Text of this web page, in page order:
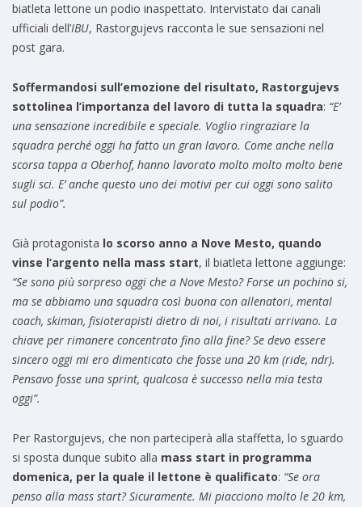
biatleta lettone un podio inaspettato. Intervistato dai canali
ufficiali dell’IBU, Rastorgujevs racconta le sue sensazioni nel
post gara.
Soffermandosi sull’emozione del risultato, Rastorgujevs
sottolinea l’importanza del lavoro di tutta la squadra: “E’
una sensazione incredibile e speciale. Voglio ringraziare la
squadra perché oggi ha fatto un gran lavoro. Come anche nella
scorsa tappa a Oberhof, hanno lavorato molto molto molto bene
sugli sci. E’ anche questo uno dei motivi per cui oggi sono salito
sul podio”.
Già protagonista lo scorso anno a Nove Mesto, quando
vinse l’argento nella mass start, il biatleta lettone aggiunge:
“Se sono più sorpreso oggi che a Nove Mesto? Forse un pochino si,
ma se abbiamo una squadra così buona con allenatori, mental
coach, skiman, fisioterapisti dietro di noi, i risultati arrivano. La
chiave per rimanere concentrato fino alla fine? Se devo essere
sincero oggi mi ero dimenticato che fosse una 20 km (ride, ndr).
Pensavo fosse una sprint, qualcosa è successo nella mia testa
oggi”.
Per Rastorgujevs, che non parteciperà alla staffetta, lo sguardo
si sposta dunque subito alla mass start in programma
domenica, per la quale il lettone è qualificato: “Se ora
penso alla mass start? Sicuramente. Mi piacciono molto le 20 km,